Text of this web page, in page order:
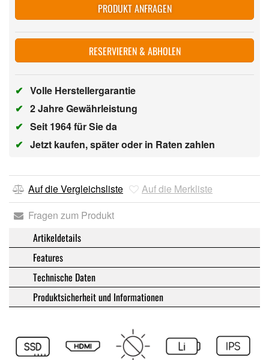
PRODUKT ANFRAGEN
RESERVIEREN & ABHOLEN
✔ Volle Herstellergarantie
✔ 2 Jahre Gewährleistung
✔ Seit 1964 für Sie da
✔ Jetzt kaufen, später oder in Raten zahlen
Auf die Vergleichsliste
Auf die Merkliste
Fragen zum Produkt
Artikeldetails
Features
Technische Daten
Produktsicherheit und Informationen